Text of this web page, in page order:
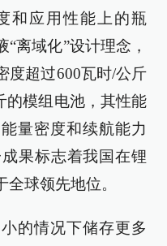
和应用性能上的瓶
离域化”设计理念，
度超过600瓦时/公斤
的模组电池，其性能
量密度和续航能力
果标志着我国在锂
球领先地位。
的情况下储存更多